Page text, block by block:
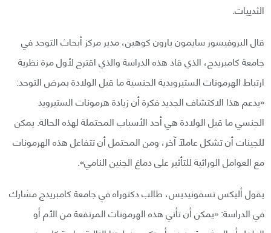
الثدييات.
قال البروفيسور سايمون بارون كوهين، مدير مركز أبحاث التوحد في
جامعة كامبريدج، الذي قاد هذه الدراسة والذي اقترح لأول مرة نظرية
ارتباط الهرمونات الستيرويدية الجنسية ما قبل الولادة بمرض التوحد:
«يدعم هذا الاكتشاف الجديد فكرة أن زيادة هرمونات الستيرويد
الجنسي ما قبل الولادة هي أحد الأسباب المحتملة لهذه الحالة. يمكن
للجينات أن تشكل عاملًا آخر، ومن المحتمل أن تتفاعل هذه الهرمونات
مع العوامل الوراثية للتأثير على دماغ الجنين النامي».
يقول أليكس تسفونيديس، طالب دكتوراه في جامعة كامبريدج مشارك
في الدراسة: «يمكن أن تأتي هذه الهرمونات المرتفعة من الأم أو